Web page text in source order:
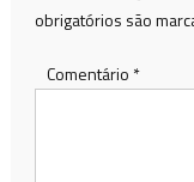
obrigatórios são
Comentário *